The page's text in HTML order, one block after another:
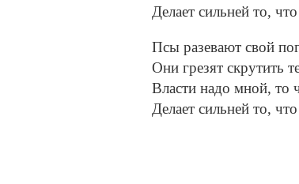
Делает сильней то,
Псы разевают свой
Они грезят скрутить
Власти надо мной, то
Делает сильней то,